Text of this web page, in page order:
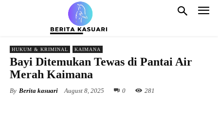
HUKUM & KRIMINAL KAIMANA
Bayi Ditemukan Tewas di Pantai Air
Merah Kaimana
By Berita kasuari August 8, 2025 0 281